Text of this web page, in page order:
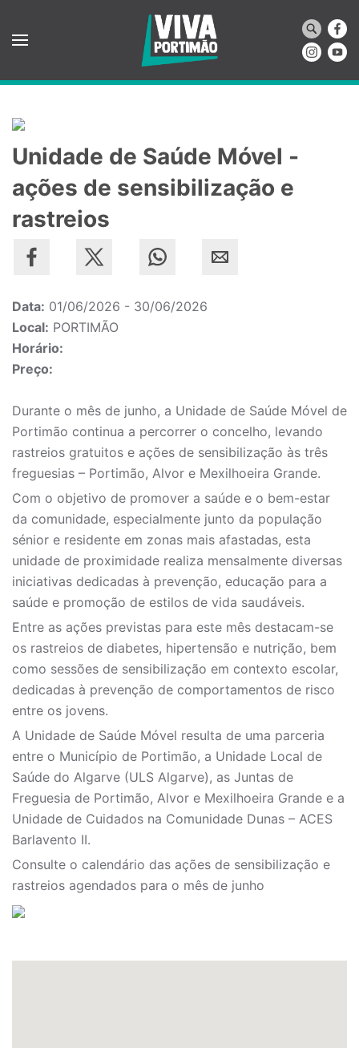
Saltar para o conteúdo principal
Unidade de Saúde Móvel -
ações de sensibilização e
rastreios
Data: 01/06/2026 - 30/06/2026
Local: PORTIMÃO
Horário:
Preço:
Durante o mês de junho, a Unidade de Saúde Móvel de
Portimão continua a percorrer o concelho, levando
rastreios gratuitos e ações de sensibilização às três
freguesias – Portimão, Alvor e Mexilhoeira Grande.
Com o objetivo de promover a saúde e o bem-estar
da comunidade, especialmente junto da população
sénior e residente em zonas mais afastadas, esta
unidade de proximidade realiza mensalmente diversas
iniciativas dedicadas à prevenção, educação para a
saúde e promoção de estilos de vida saudáveis.
Entre as ações previstas para este mês destacam-se
os rastreios de diabetes, hipertensão e nutrição, bem
como sessões de sensibilização em contexto escolar,
dedicadas à prevenção de comportamentos de risco
entre os jovens.
A Unidade de Saúde Móvel resulta de uma parceria
entre o Município de Portimão, a Unidade Local de
Saúde do Algarve (ULS Algarve), as Juntas de
Freguesia de Portimão, Alvor e Mexilhoeira Grande e a
Unidade de Cuidados na Comunidade Dunas – ACES
Barlavento II.
Consulte o calendário das ações de sensibilização e
rastreios agendados para o mês de junho